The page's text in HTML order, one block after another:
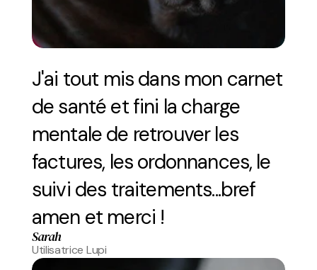
J'ai tout mis dans mon carnet
de santé et fini la charge
mentale de retrouver les
factures, les ordonnances, le
suivi des traitements...bref
amen et merci !
Sarah
Utilisatrice Lupi